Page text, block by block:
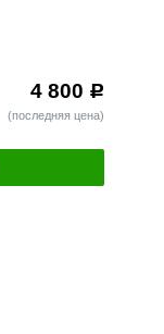
4 800 Р
(последняя цена)